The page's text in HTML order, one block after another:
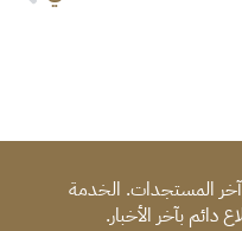
المستجدات. الخدمة
بآخر الأخبار.